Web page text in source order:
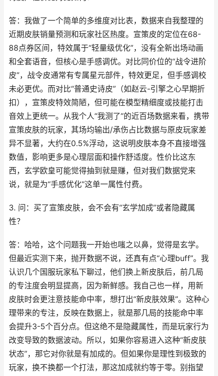
答：我做了一个简单的多维度对比表，数据来自我整理的
近期皮肤销量预测和玩家社区热度。宣策皮的定位在68-
88点券区间，特效属于“轻量级优化”，没有全新出场动画
和全套语音，但核心是手感调优。对比同价位的“战令进阶
皮”，战令皮通常有专属星元部件，特效更足，但手感调校
未必更优。而对比“普通史诗皮”（如赵云-引擎之心早期折
扣），宣策皮特效简陋，但可能在模型精细度或技能打击
音效上更统一。从我个人“我测了”的近百场数据来看，携带
宣策皮肤的玩家，其场均输出/承伤占比数据与原皮玩家差
异不显著，大约在0.5%浮动，这说明皮肤本身不直接增强
数值，影响更多是心理层面和操作舒适度。性价比这东
西，玄学欧皇可能觉得抽到就是赚，但对我们数据党来
说，就是为“手感优化”这单一属性付费。
3. 问：买了宣策皮肤，会不会有“玄学加成”或者隐藏属
性？
答：哈哈，这个问题我一开始也嗤之以鼻，觉得是玄学。
但最近实测下来，抛开数据不说，还真有点“心理buff”。我
认识几个国服玩家私下聊过，他们换上新皮肤后，前几局
的专注度会明显提高，因为新鲜感。我自己也一样，用新
皮肤时会更注意技能命中率，想打出“新皮肤效果”。这种心
理带来的专注，反映在数据上，就是那几局的技能命中率
会提升3-5个百分点。但这绝不是隐藏属性，而是玩家行为
改变导致的数据波动。所以，如果你容易进入这种“新皮肤
状态”，那它对你就是有加成的。但如果你是理性到极致的
玩家，换不换都一个打法，那这加成就约等于零。别指望